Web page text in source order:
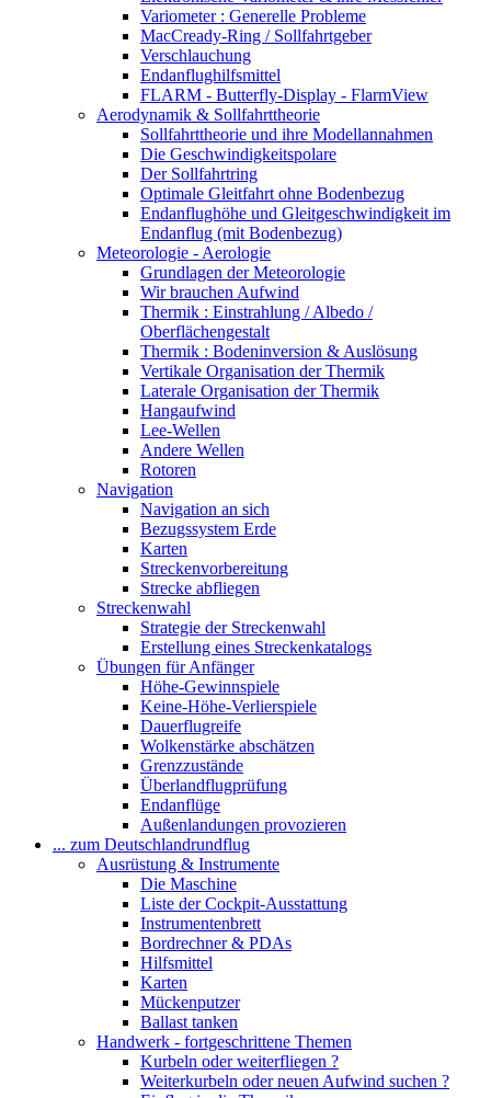
Variometer : Generelle Probleme
MacCready-Ring / Sollfahrtgeber
Verschlauchung
Endanflughilfsmittel
FLARM - Butterfly-Display - FlarmView
Aerodynamik & Sollfahrttheorie
Sollfahrttheorie und ihre Modellannahmen
Die Geschwindigkeitspolare
Der Sollfahrtring
Optimale Gleitfahrt ohne Bodenbezug
Endanflughöhe und Gleitgeschwindigkeit im
Endanflug (mit Bodenbezug)
Meteorologie - Aerologie
Grundlagen der Meteorologie
Wir brauchen Aufwind
Thermik : Einstrahlung / Albedo /
Oberflächengestalt
Thermik : Bodeninversion & Auslösung
Vertikale Organisation der Thermik
Laterale Organisation der Thermik
Hangaufwind
Lee-Wellen
Andere Wellen
Rotoren
Navigation
Navigation an sich
Bezugssystem Erde
Karten
Streckenvorbereitung
Strecke abfliegen
Streckenwahl
Strategie der Streckenwahl
Erstellung eines Streckenkatalogs
Übungen für Anfänger
Höhe-Gewinnspiele
Keine-Höhe-Verlierspiele
Dauerflugreife
Wolkenstärke abschätzen
Grenzzustände
Überlandflugprüfung
Endanflüge
Außenlandungen provozieren
... zum Deutschlandrundflug
Ausrüstung & Instrumente
Die Maschine
Liste der Cockpit-Ausstattung
Instrumentenbrett
Bordrechner & PDAs
Hilfsmittel
Karten
Mückenputzer
Ballast tanken
Handwerk - fortgeschrittene Themen
Kurbeln oder weiterfliegen ?
Weiterkurbeln oder neuen Aufwind suchen ?